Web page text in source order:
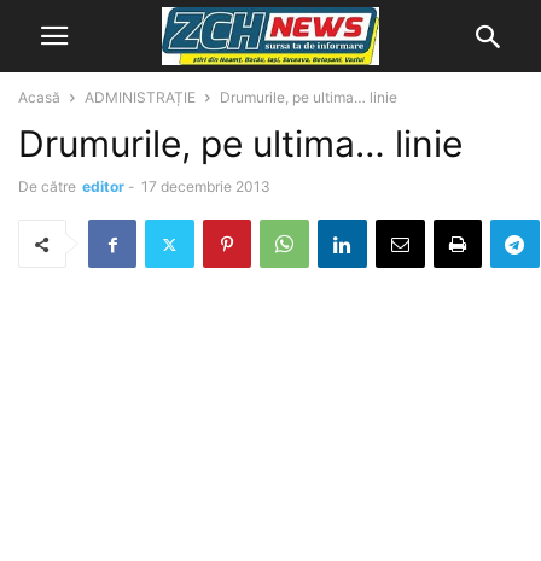
Acasă ADMINISTRAȚIE Drumurile, pe ultima… linie
Drumurile, pe ultima… linie
De către editor - 17 decembrie 2013